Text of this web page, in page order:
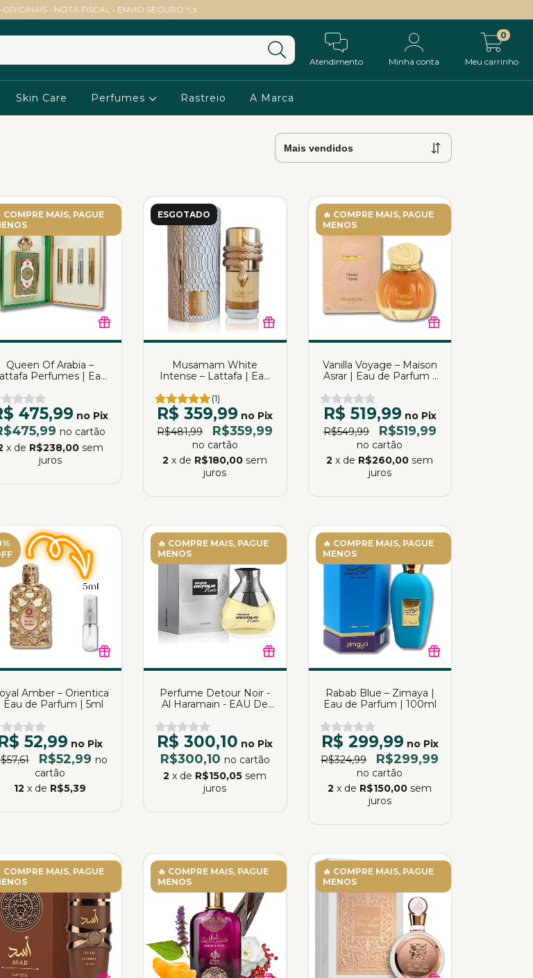
• NOTA FISCAL • ENVIO SEGURO 👈
Atendimento Minha conta Meu carrinho
0
Skin Care Perfumes Rastreio A Marca
COMPRE MAIS, PAGUE
Queen Of Arabia –
Perfumes | Eau
475,99 no Pix
no cartão
x de R$238,00 sem
juros
ESGOTADO
Musamam White
Intense – Lattafa | Eau
(1)
R$ 359,99 no Pix
R$481,99
R$359,99
no cartão
2 x de R$180,00 sem
juros
🔥 COMPRE MAIS, PAGUE
MENOS
Vanilla Voyage – Maison
Asrar | Eau de Parfum |
R$ 519,99 no Pix
R$549,99
R$519,99
no cartão
2 x de R$260,00 sem
juros
%
Amber – Orientica
| Eau de Parfum | 5ml
52,99 no Pix
R$52,99 no
cartão
12 x de R$5,39
🔥 COMPRE MAIS, PAGUE
MENOS
Perfume Detour Noir -
Al Haramain - EAU De
R$ 300,10 no Pix
R$300,10 no cartão
2 x de R$150,05 sem
juros
🔥 COMPRE MAIS, PAGUE
MENOS
Rabab Blue – Zimaya |
Eau de Parfum | 100ml
R$ 299,99 no Pix
R$324,99
R$299,99
no cartão
2 x de R$150,00 sem
juros
COMPRE MAIS, PAGUE
🔥 COMPRE MAIS, PAGUE
MENOS
🔥 COMPRE MAIS, PAGUE
MENOS